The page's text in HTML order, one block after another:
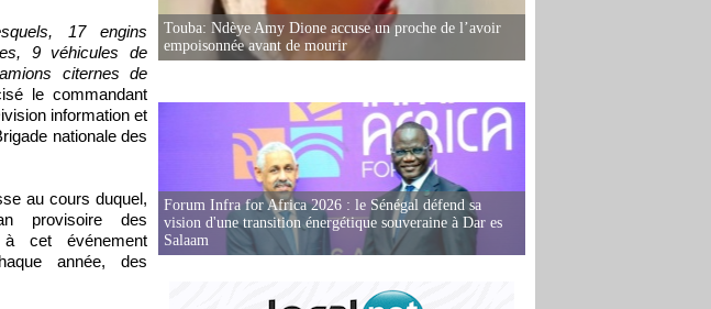
17 engins
9 véhicules de
citernes de
le commandant
information et
nationale des
au cours duquel,
provisoire des
à cet événement
année, des
Touba: Ndèye Amy Dione accuse un proche de l’avoir
empoisonnée avant de mourir
Forum Infra for Africa 2026 : le Sénégal défend sa
vision d'une transition énergétique souveraine à Dar es
Salaam